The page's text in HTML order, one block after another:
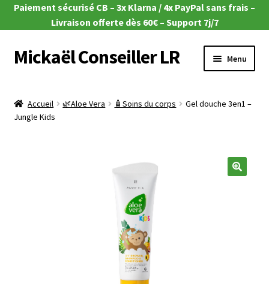
Paiement sécurisé CB – 3x Klarna / 4x PayPal sans frais –
Livraison offerte dès 60€ – Support 7j/7
Aller
à
navigation
Aller
au
Mickaël Conseiller LR Menu
le
🌿Aloe Vera
enfant
le
menu
Ouvrir
Accueil 🌿Aloe Vera 🧴Soins du corps
Gel douche 3en1 –
Jungle Kids